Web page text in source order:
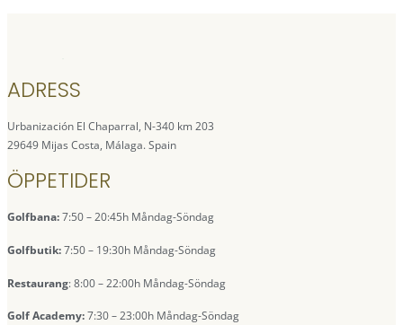
ADRESS
Urbanización El Chaparral, N-340 km 203
29649 Mijas Costa, Málaga. Spain
ÖPPETIDER
Golfbana:7:50 – 20:45h Måndag-Söndag
Golfbutik:7:50 – 19:30h Måndag-Söndag
Restaurang: 8:00 – 22:00h Måndag-Söndag
Golf Academy:7:30 – 23:00h Måndag-Söndag